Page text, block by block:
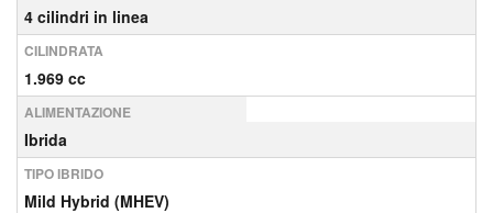
4 cilindri in linea
CILINDRATA
1.969 cc
ALIMENTAZIONE
Ibrida
TIPO IBRIDO
Mild Hybrid (MHEV)